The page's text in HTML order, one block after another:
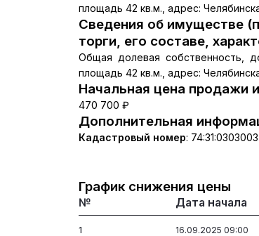
площадь 42 кв.м., адрес:
Сведения об имуществе
торги, его составе,
Общая долевая собственность,
площадь 42 кв.м., адрес:
Начальная цена продажи
470 700 ₽
Дополнительная
Кадастровый номер:
График снижения цены
№ Дата начала
1 16.09.2025 09:00